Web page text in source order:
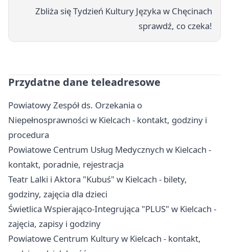
Zbliża się Tydzień Kultury Języka w Chęcinach
sprawdź, co czeka!
Przydatne dane teleadresowe
Powiatowy Zespół ds. Orzekania o
Niepełnosprawności w Kielcach - kontakt, godziny i
procedura
Powiatowe Centrum Usług Medycznych w Kielcach -
kontakt, poradnie, rejestracja
Teatr Lalki i Aktora "Kubuś" w Kielcach - bilety,
godziny, zajęcia dla dzieci
Świetlica Wspierająco-Integrująca "PLUS" w Kielcach -
zajęcia, zapisy i godziny
Powiatowe Centrum Kultury w Kielcach - kontakt,